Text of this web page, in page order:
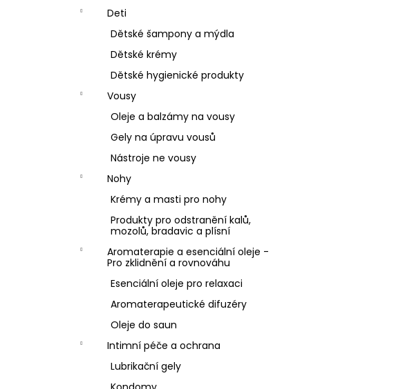
Deti
Dětské šampony a mýdla
Dětské krémy
Dětské hygienické produkty
Vousy
Oleje a balzámy na vousy
Gely na úpravu vousů
Nástroje ne vousy
Nohy
Krémy a masti pro nohy
Produkty pro odstranění kalů,
mozolů, bradavic a plísní
Aromaterapie a esenciální oleje -
Pro zklidnění a rovnováhu
Esenciální oleje pro relaxaci
Aromaterapeutické difuzéry
Oleje do saun
Intimní péče a ochrana
Lubrikační gely